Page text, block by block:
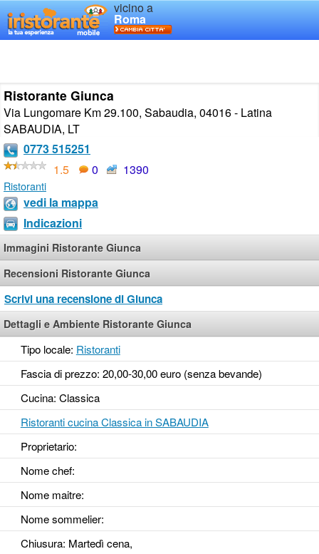
vicino a
Roma
Ristorante Giunca
Via Lungomare Km 29.100, Sabaudia, 04016 - Latina
SABAUDIA, LT
0773 515251
1.5
0 1390
Ristoranti
vedi la mappa
Indicazioni
Immagini Ristorante Giunca
Recensioni Ristorante Giunca
Scrivi una recensione di Giunca
Dettagli e Ambiente Ristorante Giunca
Tipo locale: Ristoranti
Fascia di prezzo: 20,00-30,00 euro (senza bevande)
Cucina: Classica
Ristoranti cucina Classica in SABAUDIA
Proprietario:
Nome chef:
Nome maitre:
Nome sommelier:
Chiusura: Martedì cena,